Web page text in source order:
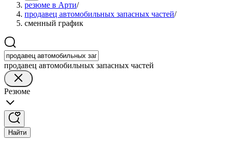
резюме в Арти/
продавец автомобильных запасных частей/
сменный график
продавец автомобильных запасных частей
Резюме
Найти